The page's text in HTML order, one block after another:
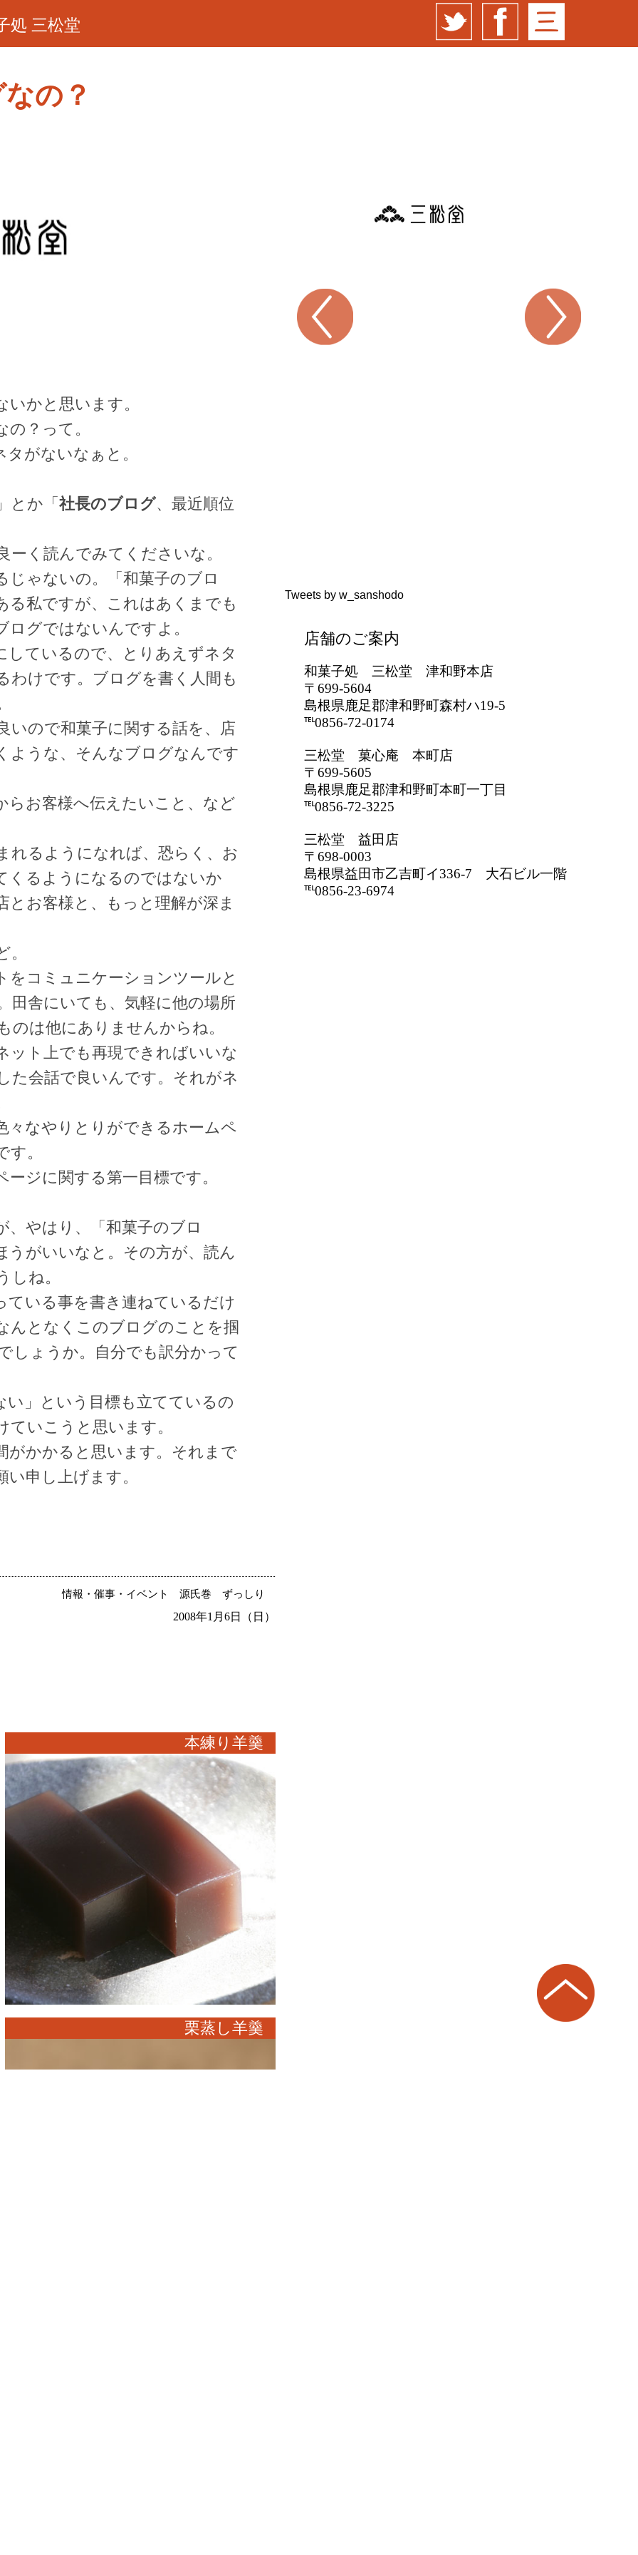
処 三松堂
の？
かと思います。
？って。
がないなぁと。
とか「 社長のブログ、最近順位
く読んでみてくださいな。
じゃないの。「和菓子のブロ
る私ですが、これはあくまでも
グではないんですよ。
しているので、とりあえずネタ
わけです。ブログを書く人間も
いので和菓子に関する話を、店
ような、そんなブログなんです
らお客様へ伝えたいこと、など
れるようになれば、恐らく、お
くるようになるのではないか
お客様と、もっと理解が深ま
をコミュニケーションツールと
田舎にいても、気軽に他の場所
のは他にありませんからね。
ット上でも再現できればいいな
た会話で良いんです。それがネ
々なやりとりができるホームペ
。
ジに関する第一目標です。
やはり、「和菓子のブロ
うがいいなと。その方が、読ん
しね。
ている事を書き連ねているだけ
んとなくこのブログのことを掴
しょうか。自分でも訳分かって
い」という目標も立てているの
いこうと思います。
がかかると思います。それまで
申し上げます。
情報・催事・イベント 源氏巻 ずっしり
2008年1月6日（日）
本練り羊羹
栗蒸し羊羹
Tweets by w_sanshodo
店舗のご案内
和菓子処 三松堂 津和野本店
〒699-5604
島根県鹿足郡津和野町森村ハ19-5
℡0856-72-0174
三松堂 菓心庵 本町店
〒699-5605
島根県鹿足郡津和野町本町一丁目
℡0856-72-3225
三松堂 益田店
〒698-0003
島根県益田市乙吉町イ336-7 大石ビル一階
℡0856-23-6974